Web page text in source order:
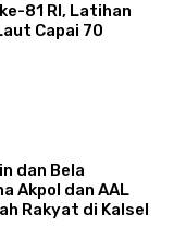
81 RI, Latihan
Capai 70
dan Bela
Akpol dan AAL
Rakyat di Kalsel